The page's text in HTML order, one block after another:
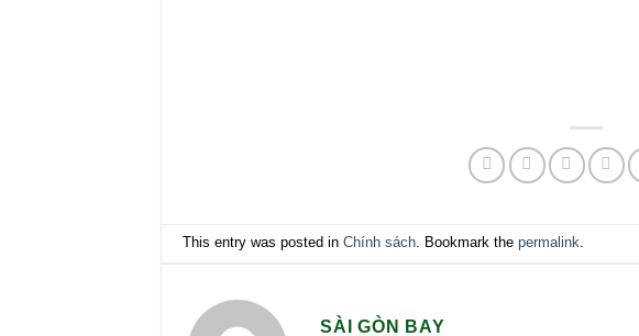
This entry was posted inChính sách. Bookmark thepermalink.
SÀI GÒN BAY